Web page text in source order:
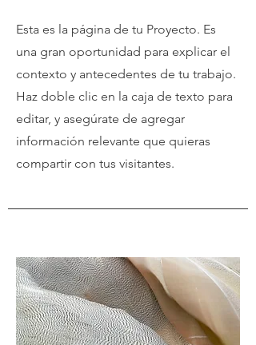
Esta es la página de tu Proyecto. Es
una gran oportunidad para explicar el
contexto y antecedentes de tu trabajo.
Haz doble clic en la caja de texto para
editar, y asegúrate de agregar
información relevante que quieras
compartir con tus visitantes.